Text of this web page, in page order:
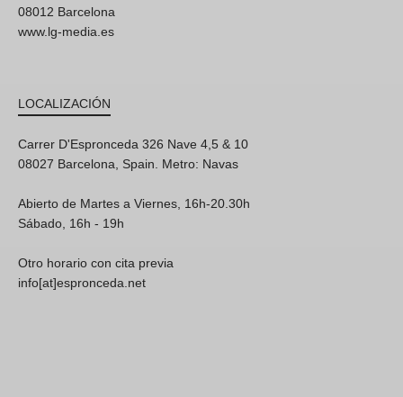
08012 Barcelona
www.lg-media.es
LOCALIZACIÓN
Carrer D'Espronceda 326 Nave 4,5 & 10
08027 Barcelona, Spain. Metro: Navas
Abierto de Martes a Viernes, 16h-20.30h
Sábado, 16h - 19h
Otro horario con cita previa
info[at]espronceda.net